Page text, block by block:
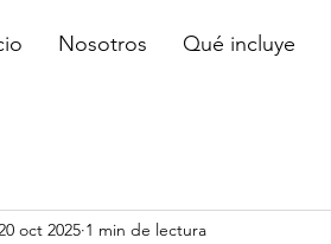
Nosotros Qué incluye
20 oct 2025 1 min de lectura